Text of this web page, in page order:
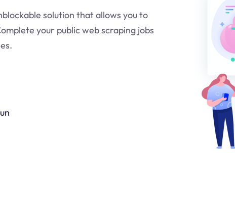
solution that allows you to
your public web scraping jobs